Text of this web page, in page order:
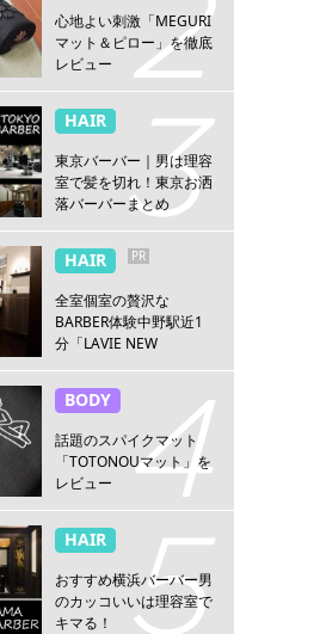
心地よい刺激「MEGURI
マット＆ピロー」を徹底
レビュー
HAIR
東京バーバー｜男は理容
室で髪を切れ！東京お洒
落バーバーまとめ
HAIR PR
全室個室の贅沢な
BARBER体験中野駅近1
分「LAVIE NEW
野」
BODY
話題のスパイクマット
「TOTONOUマット」を
レビュー
HAIR
おすすめ横浜バーバー男
のカッコいいは理容室で
キマる！